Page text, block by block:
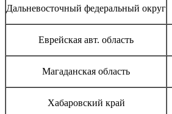
Дальневосточный федеральный округ
Еврейская авт. область
Магаданская область
Хабаровский край